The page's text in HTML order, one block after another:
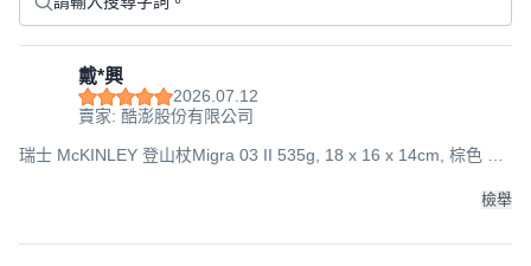
戴*興
2026.07.12
賣家: 酷澎股份有限公司
瑞士 McKINLEY 登山杖Migra 03 II 535g, 18 x 16 x 14cm, 棕色 +
檢舉